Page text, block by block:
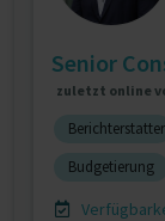
Senior
zuletzt online
Berichterstatter
Budgetierung